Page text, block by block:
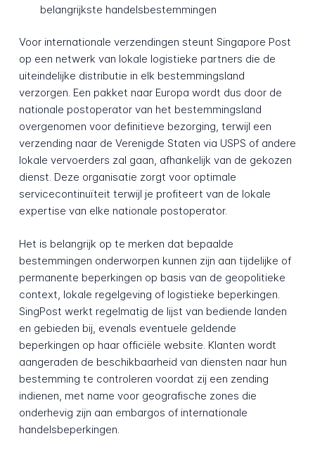
belangrijkste handelsbestemmingen
Voor internationale verzendingen steunt Singapore Post
op een netwerk van lokale logistieke partners die de
uiteindelijke distributie in elk bestemmingsland
verzorgen. Een pakket naar Europa wordt dus door de
nationale postoperator van het bestemmingsland
overgenomen voor definitieve bezorging, terwijl een
verzending naar de Verenigde Staten via USPS of andere
lokale vervoerders zal gaan, afhankelijk van de gekozen
dienst. Deze organisatie zorgt voor optimale
servicecontinuïteit terwijl je profiteert van de lokale
expertise van elke nationale postoperator.
Het is belangrijk op te merken dat bepaalde
bestemmingen onderworpen kunnen zijn aan tijdelijke of
permanente beperkingen op basis van de geopolitieke
context, lokale regelgeving of logistieke beperkingen.
SingPost werkt regelmatig de lijst van bediende landen
en gebieden bij, evenals eventuele geldende
beperkingen op haar officiële website. Klanten wordt
aangeraden de beschikbaarheid van diensten naar hun
bestemming te controleren voordat zij een zending
indienen, met name voor geografische zones die
onderhevig zijn aan embargos of internationale
handelsbeperkingen.